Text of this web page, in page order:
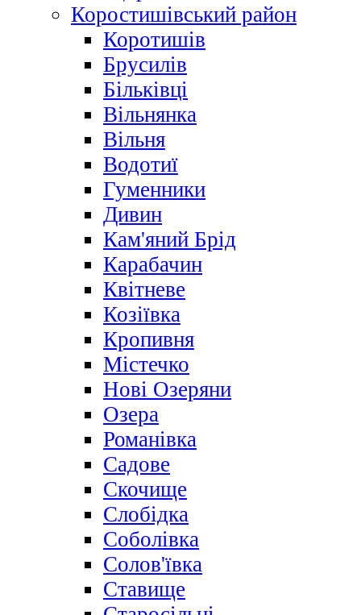
Коростишівський район
Коротишів
Брусилів
Більківці
Вільнянка
Вільня
Водотиї
Гуменники
Дивин
Кам'яний Брід
Карабачин
Квітневе
Козіївка
Кропивня
Містечко
Нові Озеряни
Озера
Романівка
Садове
Скочище
Слобідка
Соболівка
Солов'ївка
Ставище